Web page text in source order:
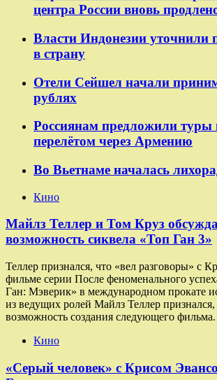
центра России вновь
Власти Индонезии уточнили
в страну
Отели Сейшел начали
рублях
Россиянам предложили туры
перелётом через Армению
Во Вьетнаме началась
Кино
Майлз Теллер и Том Круз
возможность сиквела «Топ Ган 3»
Теллер признался, что «вел разговоры» с
фильме серии После феноменального
Ган: Мэверик» в международном прокате
из ведущих ролей Майлз Теллер
возможность создания следующего
Кино
«Серый человек» с Крисом